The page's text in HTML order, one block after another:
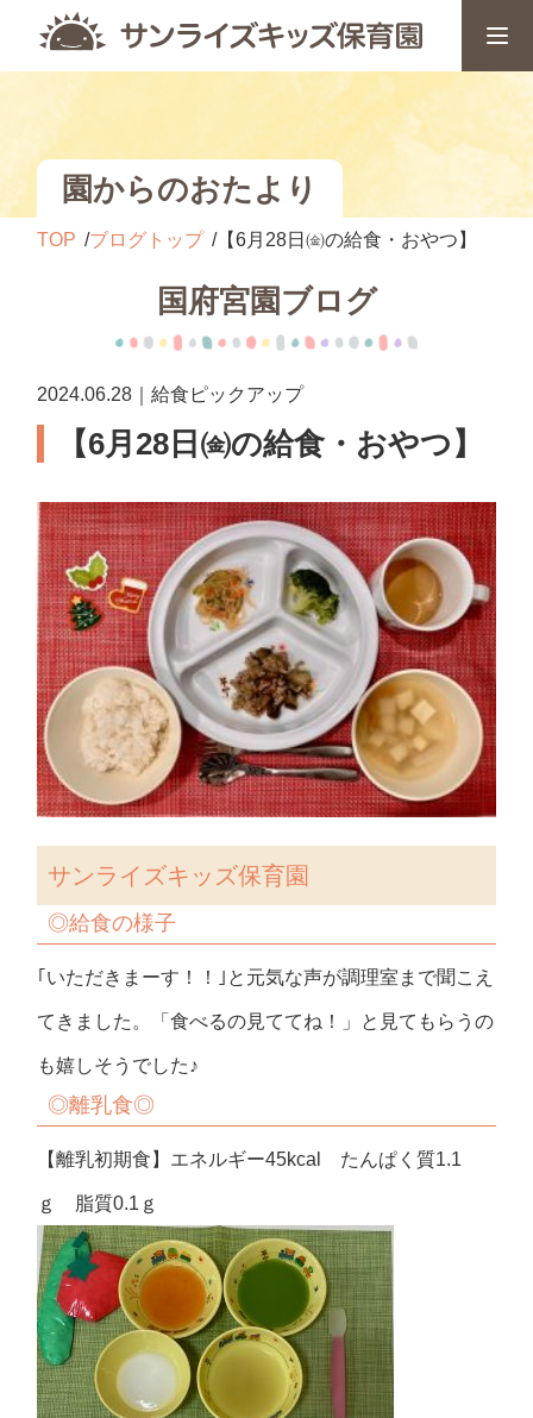
園からのおたより
TOP ブログトップ 【6月28日㈮の給食・おやつ】
国府宮園ブログ
2024.06.28｜給食ピックアップ
【6月28日㈮の給食・おやつ】
サンライズキッズ保育園
◎給食の様子
｢いただきまーす！！｣と元気な声が調理室まで聞こえ
てきました。「食べるの見ててね！」と見てもらうの
も嬉しそうでした♪
◎離乳食◎
【離乳初期食】エネルギー45kcal たんぱく質1.1
ｇ 脂質0.1ｇ